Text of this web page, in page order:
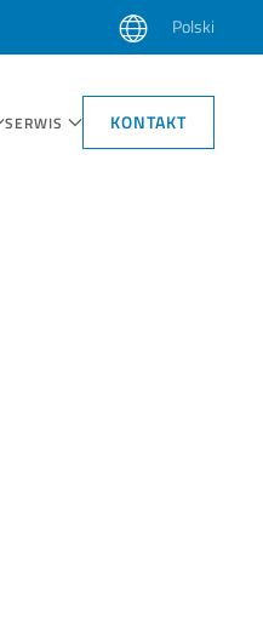
Polski
SERWIS KONTAKT